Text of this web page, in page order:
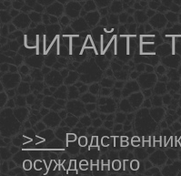
ЧИТАЙТЕ
>>
осужденного